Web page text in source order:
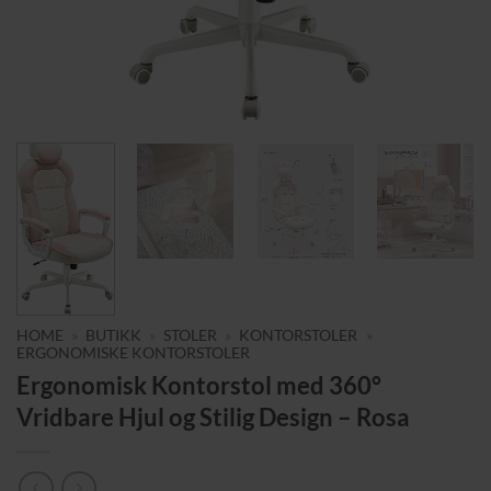
HOME BUTIKK STOLER KONTORSTOLER
ERGONOMISKE KONTORSTOLER
Ergonomisk Kontorstol med 360°
Vridbare Hjul og Stilig Design – Rosa